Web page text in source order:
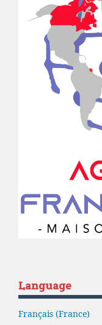
Language
Français (France)